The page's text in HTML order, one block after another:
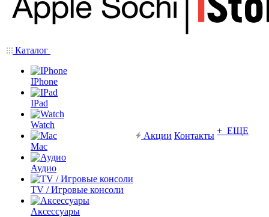
Каталог
IPhone
IPad
Watch
Mac
Аудио
TV / Игровые консоли
Аксессуары
Акции Контакты + ЕЩЕ